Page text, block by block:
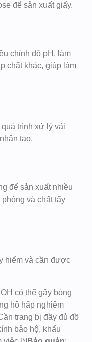
để sản xuất giấy.
chỉnh độ pH, làm
chất khác, giúp làm
trình xử lý vải
tạo.
để sản xuất nhiều
và chất tẩy
hiểm và cần được
có thể gây bỏng
hô hấp nghiêm
trang bị đầy đủ đồ
bảo hộ, khẩu